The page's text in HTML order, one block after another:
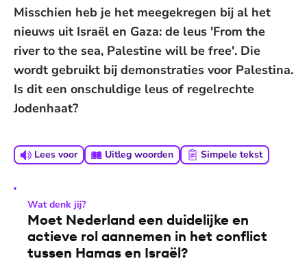
Misschien heb je het meegekregen bij al het
nieuws uit Israël en Gaza: de leus 'From the
river to the sea, Palestine will be free'. Die
wordt gebruikt bij demonstraties voor Palestina.
Is dit een onschuldige leus of regelrechte
Jodenhaat?
Lees voor Uitleg woorden Simpele tekst
Wat denk jij?
Moet Nederland een duidelijke en
actieve rol aannemen in het conflict
tussen Hamas en Israël?